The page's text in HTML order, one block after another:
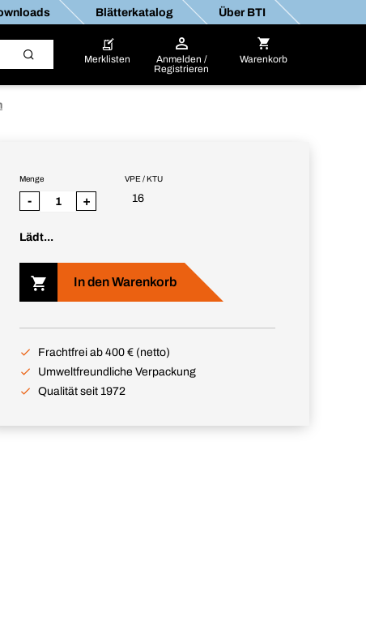
Blätterkatalog Über BTI
Merklisten
Anmelden /
Registrieren
Warenkorb
VPE / KTU
16
Menge
- +
Lädt...
In den Warenkorb
Frachtfrei ab 400 € (netto)
Umweltfreundliche Verpackung
Qualität seit 1972